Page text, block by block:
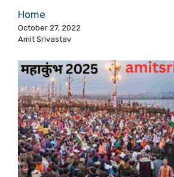
Home
October 27, 2022
Amit Srivastav